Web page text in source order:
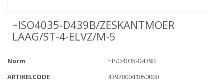
~ISO4035-D439B/ZESKANTMOER
LAAG/ST-4-ELVZ/M-5
Norm
~ISO4035-D439B
ARTIKELCODE
439200041050000